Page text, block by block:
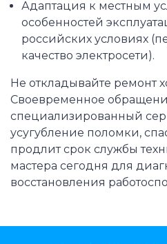
Адаптация к местным
особенностей
российских условиях
качество электросети).
Не откладывайте ремонт
Своевременное
специализированный
усугубление поломки,
продлит срок службы
мастера сегодня для
восстановления